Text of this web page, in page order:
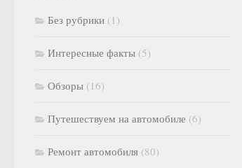
Без рубрики (1)
Интересные факты (5)
Обзоры (16)
Путешествуем на автомобиле (6)
Ремонт автомобиля (80)